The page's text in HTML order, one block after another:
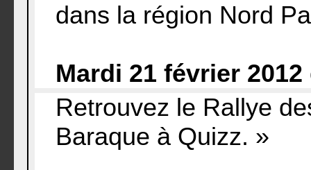
dans la région Nord
Mardi 21 février 2012
Retrouvez le Rallye
Baraque à Quizz. »